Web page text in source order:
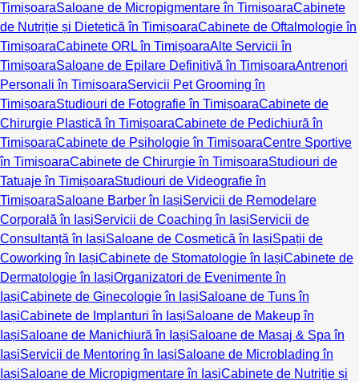
TimișoaraSaloane de Micropigmentare în TimișoaraCabinete
de Nutriție și Dietetică în TimișoaraCabinete de Oftalmologie în
TimișoaraCabinete ORL în TimișoaraAlte Servicii în
TimișoaraSaloane de Epilare Definitivă în TimișoaraAntrenori
Personali în TimișoaraServicii Pet Grooming în
TimișoaraStudiouri de Fotografie în TimișoaraCabinete de
Chirurgie Plastică în TimișoaraCabinete de Pedichiură în
TimișoaraCabinete de Psihologie în TimișoaraCentre Sportive
în TimișoaraCabinete de Chirurgie în TimișoaraStudiouri de
Tatuaje în TimișoaraStudiouri de Videografie în
TimișoaraSaloane Barber în IașiServicii de Remodelare
Corporală în IașiServicii de Coaching în IașiServicii de
Consultanță în IașiSaloane de Cosmetică în IașiSpații de
Coworking în IașiCabinete de Stomatologie în IașiCabinete de
Dermatologie în IașiOrganizatori de Evenimente în
IașiCabinete de Ginecologie în IașiSaloane de Tuns în
IașiCabinete de Implanturi în IașiSaloane de Makeup în
IașiSaloane de Manichiură în IașiSaloane de Masaj & Spa în
IașiServicii de Mentoring în IașiSaloane de Microblading în
IașiSaloane de Micropigmentare în IașiCabinete de Nutriție și